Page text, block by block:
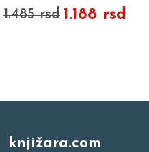
1.485 rsd 1.188 rsd
knjižara.com